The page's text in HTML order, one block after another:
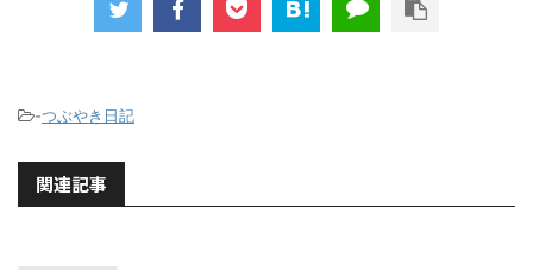
-つぶやき日記
関連記事